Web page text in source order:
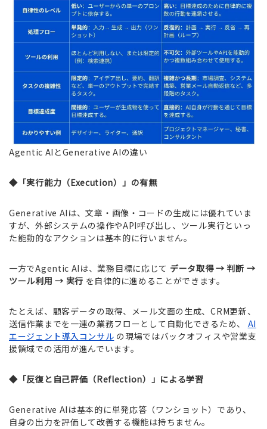
Agentic AIとGenerative AIの違い
◆「実行能力（Execution）」の有無
Generative AIは、文章・画像・コードの生成には優れていま
すが、外部システムの操作やAPI呼び出し、ツール実行といっ
た能動的なアクションは基本的に行いません。
一方でAgentic AIは、業務目標に応じて データ取得 → 判断 →
ツール利用 → 実行 を自律的に進めることができます。
たとえば、顧客データの取得、メール文面の生成、CRM更新、
送信作業までを一連の業務フローとして自動化できるため、 AI
エージェント導入コンサル の現場ではバックオフィスや営業支
援領域での活用が進んでいます。
◆「反復と自己評価（Reflection）」による学習
Generative AIは基本的に単発応答（ワンショット）であり、
自身の出力を評価して改善する機能は持ちません。